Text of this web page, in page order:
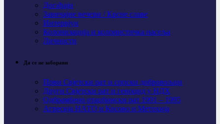
Догађаји
Завичајне вечери / Крсне славе
Интервјуи
Колонизација и колонистичка насеља
Личности
Да се не заборави
Први Свјeтски рат и српски добровољци
Други Свјетски рат и геноцид у НДХ
Одбрамбено отаџбински рат 1991 – 1995
Агресија НАТО и Косово и Метохија